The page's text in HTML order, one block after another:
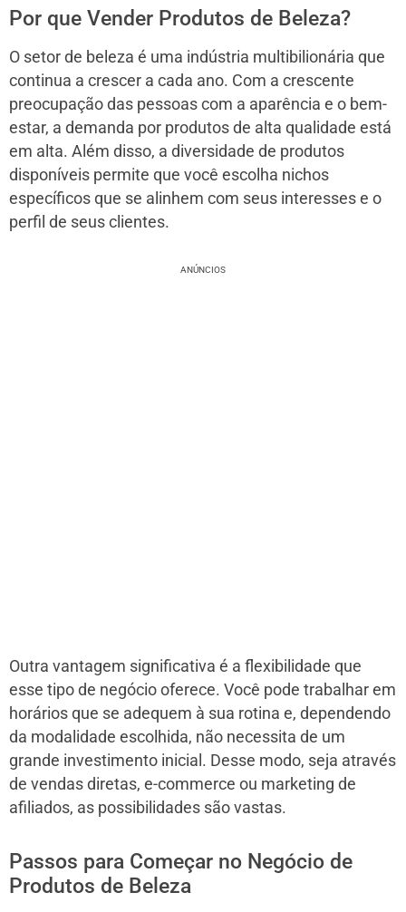
Por que Vender Produtos de Beleza?
O setor de beleza é uma indústria multibilionária que
continua a crescer a cada ano. Com a crescente
preocupação das pessoas com a aparência e o bem-
estar, a demanda por produtos de alta qualidade está
em alta. Além disso, a diversidade de produtos
disponíveis permite que você escolha nichos
específicos que se alinhem com seus interesses e o
perfil de seus clientes.
ANÚNCIOS
Outra vantagem significativa é a flexibilidade que
esse tipo de negócio oferece. Você pode trabalhar em
horários que se adequem à sua rotina e, dependendo
da modalidade escolhida, não necessita de um
grande investimento inicial. Desse modo, seja através
de vendas diretas, e-commerce ou marketing de
afiliados, as possibilidades são vastas.
Passos para Começar no Negócio de
Produtos de Beleza